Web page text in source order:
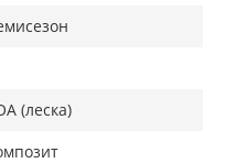
(леска)